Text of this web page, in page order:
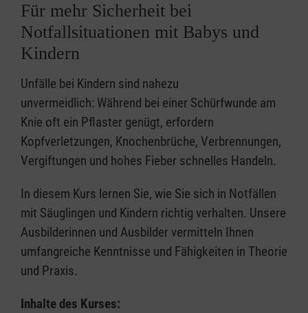
Für mehr Sicherheit bei
Notfallsituationen mit Babys und
Kindern
Unfälle bei Kindern sind nahezu
unvermeidlich: Während bei einer Schürfwunde am
Knie oft ein Pflaster genügt, erfordern
Kopfverletzungen, Knochenbrüche, Verbrennungen,
Vergiftungen und hohes Fieber schnelles Handeln.
In diesem Kurs lernen Sie, wie Sie sich in Notfällen
mit Säuglingen und Kindern richtig verhalten. Unsere
Ausbilderinnen und Ausbilder vermitteln Ihnen
umfangreiche Kenntnisse und Fähigkeiten in Theorie
und Praxis.
Inhalte des Kurses: